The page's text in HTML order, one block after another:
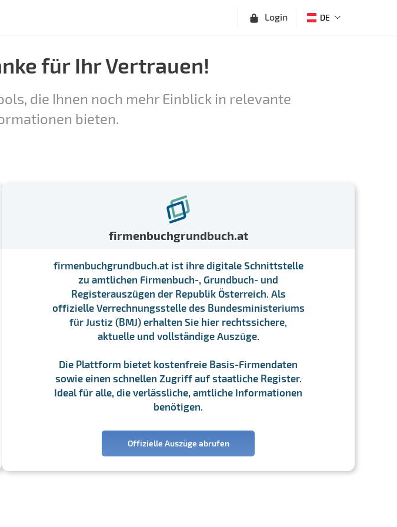
Login DE
für Ihr Vertrauen!
die Ihnen noch mehr Einblick in relevante
bieten.
firmenbuchgrundbuch.at
firmenbuchgrundbuch.at ist ihre digitale Schnittstelle
zu amtlichen Firmenbuch-, Grundbuch- und
Registerauszügen der Republik Österreich. Als
offizielle Verrechnungsstelle des Bundesministeriums
für Justiz (BMJ) erhalten Sie hier rechtssichere,
aktuelle und vollständige Auszüge.
Die Plattform bietet kostenfreie Basis-Firmendaten
sowie einen schnellen Zugriff auf staatliche Register.
Ideal für alle, die verlässliche, amtliche Informationen
benötigen.
Offizielle Auszüge abrufen